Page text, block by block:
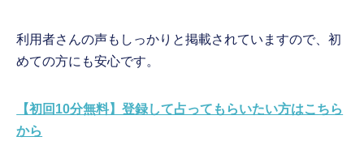
利用者さんの声もしっかりと掲載されていますので、初
めての方にも安心です。
【初回10分無料】登録して占ってもらいたい方はこちら
から